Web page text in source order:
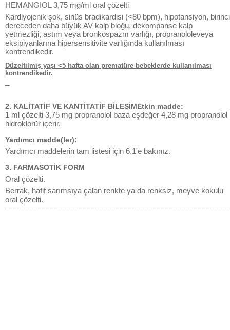
HEMANGIOL 3,75 mg/ml oral çözelti
Kardiyojenik şok, sinüs bradikardisi (<80 bpm), hipotansiyon, birinci
dereceden daha büyük AV kalp bloğu, dekompanse kalp
yetmezliği, astım veya bronkospazm varlığı, propranololeveya
eksipiyanlarına hipersensitivite varlığında kullanılması
kontrendikedir.
Düzeltilmiş yaşı <5 hafta olan prematüre bebeklerde kullanılması
kontrendikedir.
2. KALİTATİF VE KANTİTATİF BİLEŞİMEtkin madde:
1 ml çözelti 3,75 mg propranolol baza eşdeğer 4,28 mg propranolol
hidroklorür içerir.
Yardımcı madde(ler):
Yardımcı maddelerin tam listesi için 6.1'e bakınız.
3. FARMASOTİK FORM
Oral çözelti.
Berrak, hafif sarımsıya çalan renkte ya da renksiz, meyve kokulu
oral çözelti.